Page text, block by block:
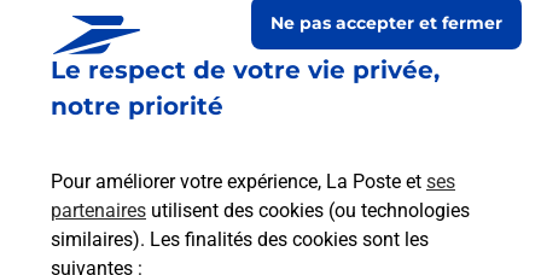
Le respect de votre vie privée,
notre priorité
Pour améliorer votre expérience, La Poste et ses
partenaires utilisent des cookies (ou technologies
similaires). Les finalités des cookies sont les
suivantes :
Ne pas accepter et fermer